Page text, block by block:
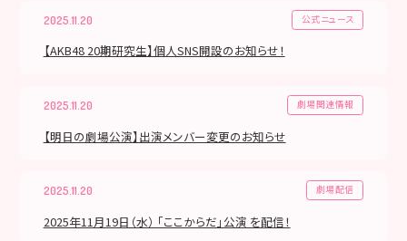
2025.11.20 公式ニュース
【AKB48 20期研究生】個人SNS開設のお知らせ！
2025.11.20 劇場関連情報
【明日の劇場公演】出演メンバー変更のお知らせ
2025.11.20 劇場配信
2025年11月19日（水） 「ここからだ」公演 を配信！